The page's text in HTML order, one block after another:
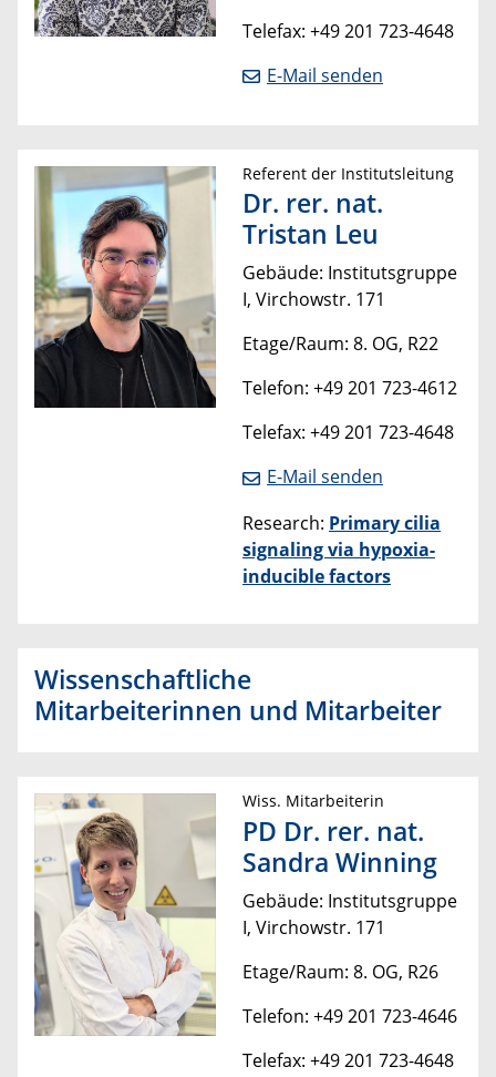
Telefax: +49 201 723-4648
E-Mail senden
Referent der Institutsleitung
Dr. rer. nat.
Tristan Leu
Gebäude: Institutsgruppe
I, Virchowstr. 171
Etage/Raum: 8. OG, R22
Telefon: +49 201 723-4612
Telefax: +49 201 723-4648
E-Mail senden
Research: Primary cilia
signaling via hypoxia-
inducible factors
Wissenschaftliche
Mitarbeiterinnen und Mitarbeiter
Wiss. Mitarbeiterin
PD Dr. rer. nat.
Sandra Winning
Gebäude: Institutsgruppe
I, Virchowstr. 171
Etage/Raum: 8. OG, R26
Telefon: +49 201 723-4646
Telefax: +49 201 723-4648